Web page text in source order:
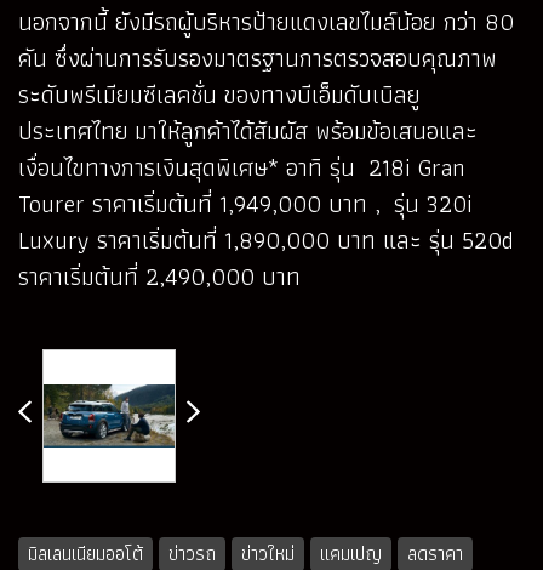
นอกจากนี้ ยังมีรถผู้บริหารป้ายแดงเลขไมล์น้อย กว่า 80
คัน ซึ่งผ่านการรับรองมาตรฐานการตรวจสอบคุณภาพ
ระดับพรีเมียมซีเลคชั่น ของทางบีเอ็มดับเบิลยู
ประเทศไทย มาให้ลูกค้าได้สัมผัส พร้อมข้อเสนอและ
เงื่อนไขทางการเงินสุดพิเศษ* อาทิ รุ่น 218i Gran
Tourer ราคาเริ่มต้นที่ 1,949,000 บาท , รุ่น 320i
Luxury ราคาเริ่มต้นที่ 1,890,000 บาท และ รุ่น 520d
ราคาเริ่มต้นที่ 2,490,000 บาท
มิลเลนเนียมออโต้ ข่าวรถ ข่าวใหม่ แคมเปญ
ลดราคา